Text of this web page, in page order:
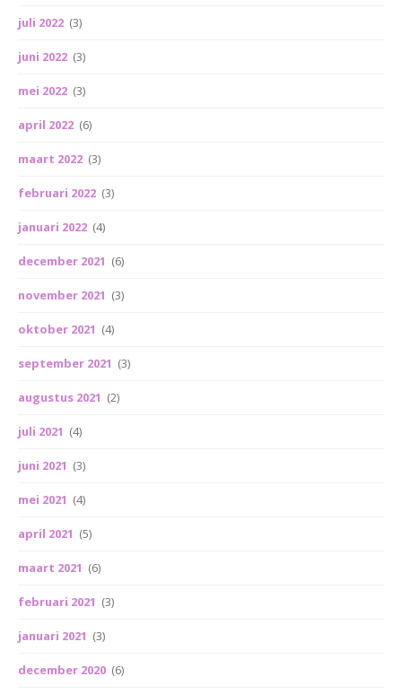
juli 2022 (3)
juni 2022 (3)
mei 2022 (3)
april 2022 (6)
maart 2022 (3)
februari 2022 (3)
januari 2022 (4)
december 2021 (6)
november 2021 (3)
oktober 2021 (4)
september 2021 (3)
augustus 2021 (2)
juli 2021 (4)
juni 2021 (3)
mei 2021 (4)
april 2021 (5)
maart 2021 (6)
februari 2021 (3)
januari 2021 (3)
december 2020 (6)